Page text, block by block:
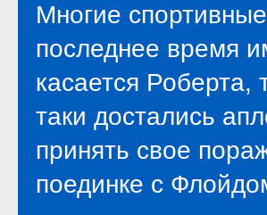
Многие
последнее время
касается
таки достались
принять свое
поединке с